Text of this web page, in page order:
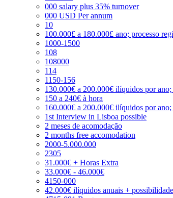
000 salary plus 35% turnover
000 USD Per annum
10
100.000£ a 180.000£ ano; processo
1000-1500
108
108000
114
1150-156
130.000€ a 200.000€ ilíquidos por
150 a 240€ à hora
160.000€ a 200.000€ ilíquidos por
1st Interview in Lisboa possible
2 meses de acomodação
2 months free accomodation
2000-5.000.000
2305
31.000€ + Horas Extra
33.000€ - 46.000€
4150-000
42.000€ ilíquidos anuais +